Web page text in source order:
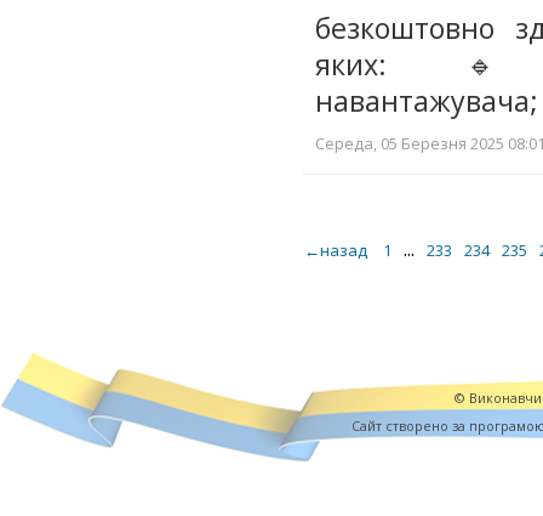
безкоштовно
Середа, 05 Березня 2025
←назад 1 ... 233 234 235
©
Cайт створено за